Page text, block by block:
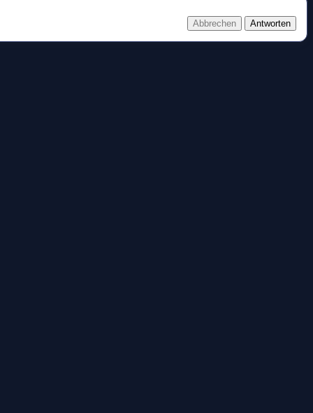
Abbrechen Antworten